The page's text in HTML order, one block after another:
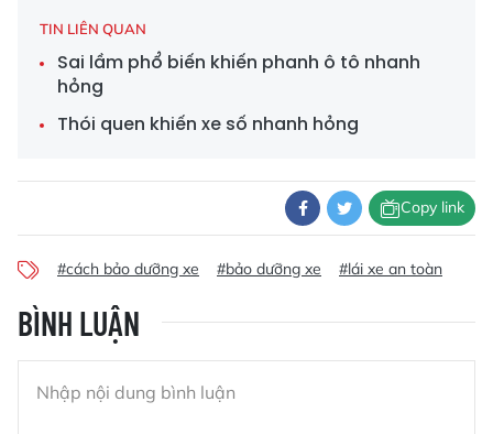
TIN LIÊN QUAN
Sai lầm phổ biến khiến phanh ô tô nhanh
hỏng
Thói quen khiến xe số nhanh hỏng
Copy link
#cách bảo dưỡng xe #bảo dưỡng xe #lái xe an toàn
BÌNH LUẬN